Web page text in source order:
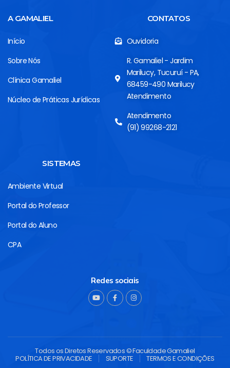
A GAMALIEL
Início
Sobre Nós
Clínica Gamaliel
Núcleo de Práticas Jurídicas
CONTATOS
Ouvidoria
R. Gamaliel - Jardim
Marilucy, Tucuruí - PA,
68459-490 Marilucy
Atendimento
Atendimento
(91) 99268-2121
SISTEMAS
Ambiente Virtual
Portal do Professor
Portal do Aluno
CPA
Redes sociais
Todos os Diretos Reservados © Faculdade Gamaliel
POLÍTICA DE PRIVACIDADE SUPORTE TERMOS E CONDIÇÕES